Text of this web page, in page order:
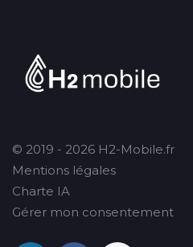
© 2019 - 2026 H2-Mobile.fr
Mentions légales
Charte IA
Gérer mon consentement